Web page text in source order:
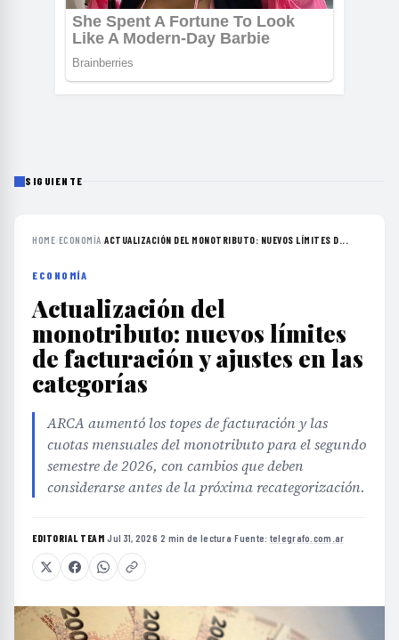
SIGUIENTE
HOME›ECONOMÍA›ACTUALIZACIÓN DEL MONOTRIBUTO: NUEVOS LÍMITES D...
ECONOMÍA
Actualización del
monotributo: nuevos límites
de facturación y ajustes en las
categorías
ARCA aumentó los topes de facturación y las
cuotas mensuales del monotributo para el segundo
semestre de 2026, con cambios que deben
considerarse antes de la próxima recategorización.
EDITORIAL TEAM·Jul 31, 2026·2 min de lectura·Fuente: telegrafo.com.ar